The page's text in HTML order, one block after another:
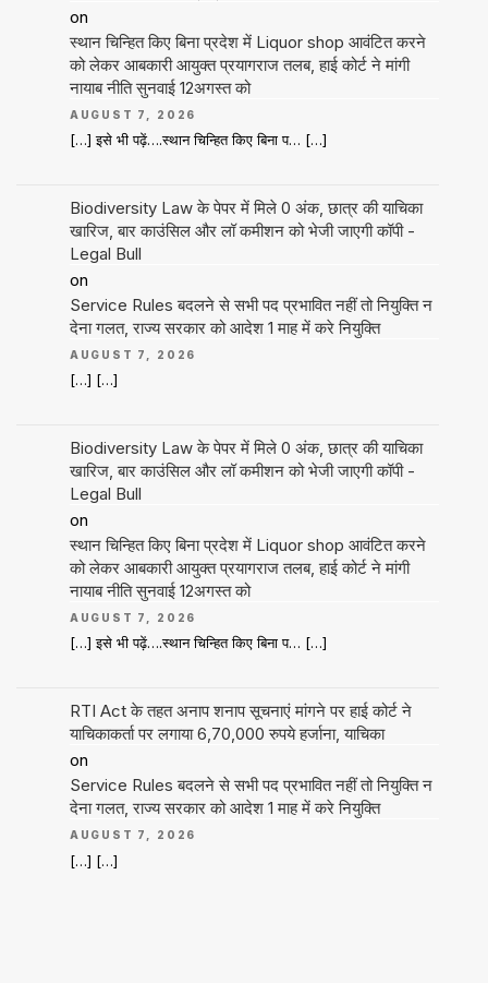
on
स्थान चिन्हित किए बिना प्रदेश में Liquor shop आवंटित करने
को लेकर आबकारी आयुक्त प्रयागराज तलब, हाई कोर्ट ने मांगी
नायाब नीति सुनवाई 12अगस्त को
AUGUST 7, 2026
[…] इसे भी पढ़ें….स्थान चिन्हित किए बिना प… […]
Biodiversity Law के पेपर में मिले 0 अंक, छात्र की याचिका
खारिज, बार काउंसिल और लॉ कमीशन को भेजी जाएगी कॉपी -
Legal Bull
on
Service Rules बदलने से सभी पद प्रभावित नहीं तो नियुक्ति न
देना गलत, राज्य सरकार को आदेश 1 माह में करे नियुक्ति
AUGUST 7, 2026
[…] […]
Biodiversity Law के पेपर में मिले 0 अंक, छात्र की याचिका
खारिज, बार काउंसिल और लॉ कमीशन को भेजी जाएगी कॉपी -
Legal Bull
on
स्थान चिन्हित किए बिना प्रदेश में Liquor shop आवंटित करने
को लेकर आबकारी आयुक्त प्रयागराज तलब, हाई कोर्ट ने मांगी
नायाब नीति सुनवाई 12अगस्त को
AUGUST 7, 2026
[…] इसे भी पढ़ें….स्थान चिन्हित किए बिना प… […]
RTI Act के तहत अनाप शनाप सूचनाएं मांगने पर हाई कोर्ट ने
याचिकाकर्ता पर लगाया 6,70,000 रुपये हर्जाना, याचिका
on
Service Rules बदलने से सभी पद प्रभावित नहीं तो नियुक्ति न
देना गलत, राज्य सरकार को आदेश 1 माह में करे नियुक्ति
AUGUST 7, 2026
[…] […]